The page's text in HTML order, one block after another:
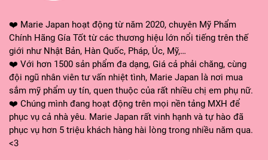
❤️ Marie Japan hoạt động từ năm 2020, chuyên Mỹ Phẩm
Chính Hãng Gía Tốt từ các thương hiệu lớn nổi tiếng trên thế
giới như Nhật Bản, Hàn Quốc, Pháp, Úc, Mỹ,…
❤️ Với hơn 1500 sản phẩm đa dạng, Giá cả phải chăng, cùng
đội ngũ nhân viên tư vấn nhiệt tình, Marie Japan là nơi mua
sắm mỹ phẩm uy tín, quen thuộc của rất nhiều chị em phụ nữ.
❤️ Chúng mình đang hoạt động trên mọi nền tảng MXH để
phục vụ cả nhà yêu. Marie Japan rất vinh hạnh và tự hào đã
phục vụ hơn 5 triệu khách hàng hài lòng trong nhiều năm qua.
<3